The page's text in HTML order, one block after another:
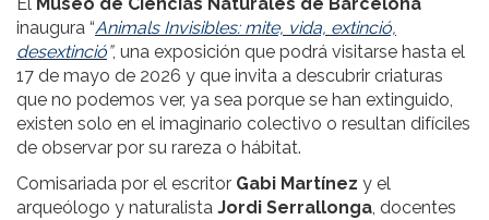
inaugura “Animals Invisibles: mite, vida, extinció,
desextinció”, una exposición que podrá visitarse hasta el
17 de mayo de 2026 y que invita a descubrir criaturas
que no podemos ver, ya sea porque se han extinguido,
existen solo en el imaginario colectivo o resultan difíciles
de observar por su rareza o hábitat.
Comisariada por el escritor Gabi Martínez y el
arqueólogo y naturalista Jordi Serrallonga, docentes